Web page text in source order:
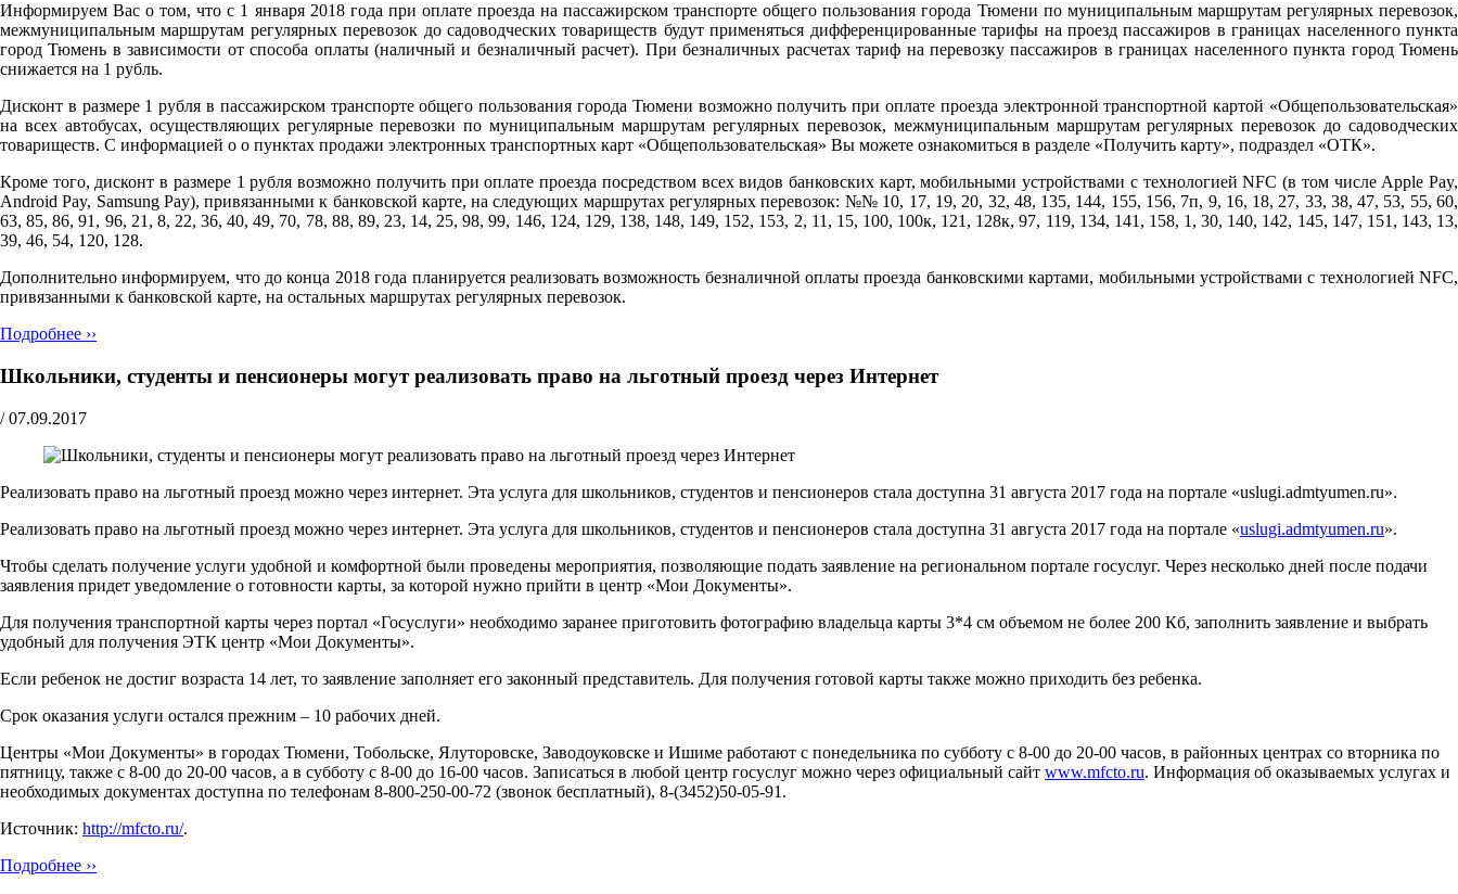
Информируем Вас о том, что с 1 января 2018 года при оплате проезда на пассажирском транспорте общего пользования города Тюмени по муниципальным маршрутам регулярных перевозок,
межмуниципальным маршрутам регулярных перевозок до садоводческих товариществ будут применяться дифференцированные тарифы на проезд пассажиров в границах населенного пункта
город Тюмень в зависимости от способа оплаты (наличный и безналичный расчет). При безналичных расчетах тариф на перевозку пассажиров в границах населенного пункта город Тюмень
снижается на 1 рубль.
Дисконт в размере 1 рубля в пассажирском транспорте общего пользования города Тюмени возможно получить при оплате проезда электронной транспортной картой «Общепользовательская»
на всех автобусах, осуществляющих регулярные перевозки по муниципальным маршрутам регулярных перевозок, межмуниципальным маршрутам регулярных перевозок до садоводческих
товариществ. С информацией о о пунктах продажи электронных транспортных карт «Общепользовательская» Вы можете ознакомиться в разделе «Получить карту», подраздел «ОТК».
Кроме того, дисконт в размере 1 рубля возможно получить при оплате проезда посредством всех видов банковских карт, мобильными устройствами с технологией NFC (в том числе Apple Pay,
Android Pay, Samsung Pay), привязанными к банковской карте, на следующих маршрутах регулярных перевозок: №№ 10, 17, 19, 20, 32, 48, 135, 144, 155, 156, 7п, 9, 16, 18, 27, 33, 38, 47, 53, 55, 60,
63, 85, 86, 91, 96, 21, 8, 22, 36, 40, 49, 70, 78, 88, 89, 23, 14, 25, 98, 99, 146, 124, 129, 138, 148, 149, 152, 153, 2, 11, 15, 100, 100к, 121, 128к, 97, 119, 134, 141, 158, 1, 30, 140, 142, 145, 147, 151, 143, 13,
39, 46, 54, 120, 128.
Дополнительно информируем, что до конца 2018 года планируется реализовать возможность безналичной оплаты проезда банковскими картами, мобильными устройствами с технологией NFC,
привязанными к банковской карте, на остальных маршрутах регулярных перевозок.
Подробнее ››
Школьники, студенты и пенсионеры могут реализовать право на льготный проезд через Интернет
/ 07.09.2017
Реализовать право на льготный проезд можно через интернет. Эта услуга для школьников, студентов и пенсионеров стала доступна 31 августа 2017 года на портале «uslugi.admtyumen.ru».
Реализовать право на льготный проезд можно через интернет. Эта услуга для школьников, студентов и пенсионеров стала доступна 31 августа 2017 года на портале «uslugi.admtyumen.ru».
Чтобы сделать получение услуги удобной и комфортной были проведены мероприятия, позволяющие подать заявление на региональном портале госуслуг. Через несколько дней после подачи
заявления придет уведомление о готовности карты, за которой нужно прийти в центр «Мои Документы».
Для получения транспортной карты через портал «Госуслуги» необходимо заранее приготовить фотографию владельца карты 3*4 см объемом не более 200 Кб, заполнить заявление и выбрать
удобный для получения ЭТК центр «Мои Документы».
Если ребенок не достиг возраста 14 лет, то заявление заполняет его законный представитель. Для получения готовой карты также можно приходить без ребенка.
Срок оказания услуги остался прежним – 10 рабочих дней.
Центры «Мои Документы» в городах Тюмени, Тобольске, Ялуторовске, Заводоуковске и Ишиме работают с понедельника по субботу с 8-00 до 20-00 часов, в районных центрах со вторника по
пятницу, также с 8-00 до 20-00 часов, а в субботу с 8-00 до 16-00 часов. Записаться в любой центр госуслуг можно через официальный сайт www.mfcto.ru. Информация об оказываемых услугах и
необходимых документах доступна по телефонам 8-800-250-00-72 (звонок бесплатный), 8-(3452)50-05-91.
Источник: http://mfcto.ru/.
Подробнее ››